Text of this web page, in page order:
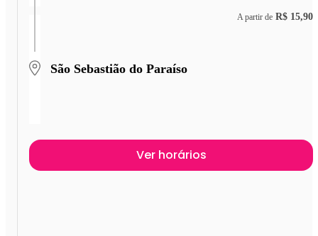
São Sebastião do Paraíso
A partir de R$ 15,90
Ver horários